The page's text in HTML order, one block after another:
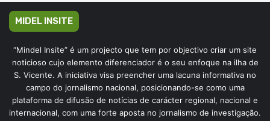
MIDEL INSITE
“Mindel Insite” é um projecto que tem por objectivo criar um site
noticioso cujo elemento diferenciador é o seu enfoque na ilha de
S. Vicente. A iniciativa visa preencher uma lacuna informativa no
campo do jornalismo nacional, posicionando-se como uma
plataforma de difusão de notícias de carácter regional, nacional e
internacional, com uma forte aposta no jornalismo de investigação.